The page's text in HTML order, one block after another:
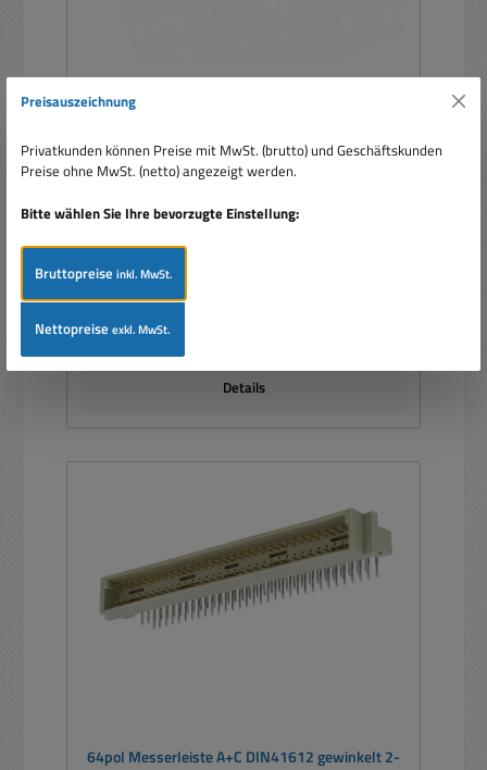
reihig Stiftleiste vergoldet
Details
64pol Messerleiste A+C DIN41612 gewinkelt 2-
Preisauszeichnung
Privatkunden können Preise mit MwSt. (brutto) und Geschäftskunden
Preise ohne MwSt. (netto) angezeigt werden.
Bitte wählen Sie Ihre bevorzugte Einstellung:
Bruttopreiseinkl. MwSt.
Nettopreiseexkl. MwSt.